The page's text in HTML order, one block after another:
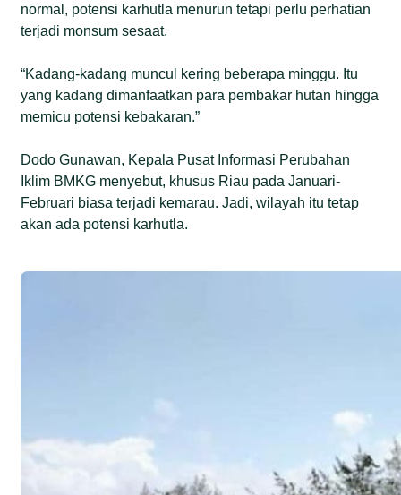
normal, potensi karhutla menurun tetapi perlu perhatian
terjadi monsum sesaat.
“Kadang-kadang muncul kering beberapa minggu. Itu
yang kadang dimanfaatkan para pembakar hutan hingga
memicu potensi kebakaran.”
Dodo Gunawan, Kepala Pusat Informasi Perubahan
Iklim BMKG menyebut, khusus Riau pada Januari-
Februari biasa terjadi kemarau. Jadi, wilayah itu tetap
akan ada potensi karhutla.